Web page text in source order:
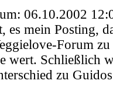
06.10.2002
es mein Posting,
Forum
wert. Schließlich
zu